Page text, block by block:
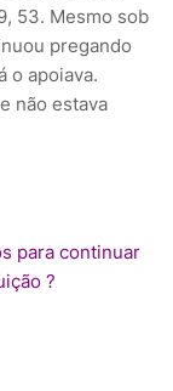
53. Mesmo sob
pregando
o apoiava.
não estava
para continuar
?